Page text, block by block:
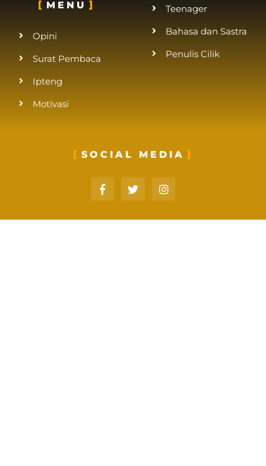
MENU
Opini
Surat Pembaca
Ipteng
Motivasi
Teenager
Bahasa dan Sastra
Penulis Cilik
SOCIAL MEDIA